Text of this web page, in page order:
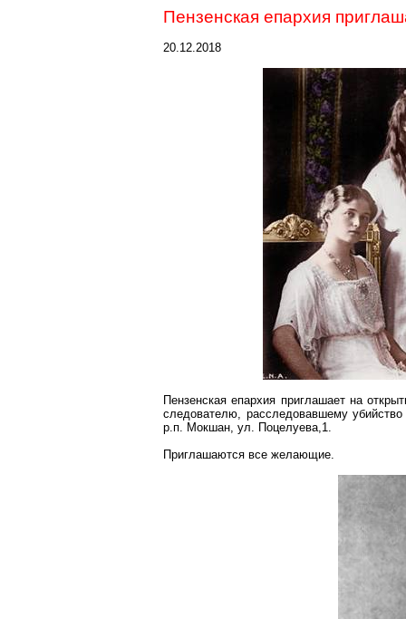
Пензенская епархия
20.12.2018
Пензенская епархия приглашает на
следователю, расследовавшему
р.п. Мокшан, ул. Поцелуева,1.
Приглашаются все желающие.